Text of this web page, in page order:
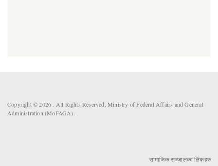
Copyright © 2026 . All Rights Reserved. Ministry of Federal Affairs and General
Administration (MoFAGA).
सामाजिक सञ्जालका लिंकहरु